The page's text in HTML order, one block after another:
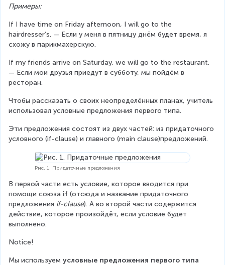
Примеры:
If I have time on Friday afternoon, I will go to the
hairdresser’s. — Если у меня в пятницу днём будет время, я
схожу в парикмахерскую.
If my friends arrive on Saturday, we will go to the restaurant.
— Если мои друзья приедут в субботу, мы пойдём в
ресторан.
Чтобы рассказать о своих неопределённых планах, учитель
использовал условные предложения первого типа.
Эти предложения состоят из двух частей: из придаточного
условного (if-clause) и главного (main clause)предложений.
Рис. 1. Придаточные предложения
В первой части есть условие, которое вводится при
помощи союза if (отсюда и название придаточного
предложения if-clause). А во второй части содержится
действие, которое произойдёт, если условие будет
выполнено.
Notice!
Мы используем условные предложения первого типа